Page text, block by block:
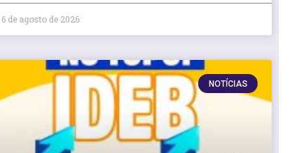
6 de agosto de 2026
NOTÍCIAS